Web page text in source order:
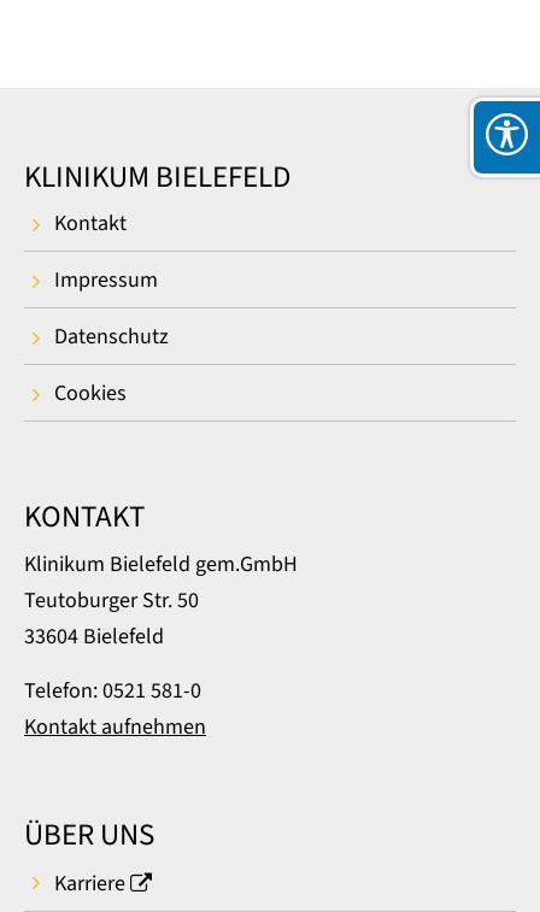
KLINIKUM BIELEFELD
Kontakt
Impressum
Datenschutz
Cookies
KONTAKT
Klinikum Bielefeld gem.GmbH
Teutoburger Str. 50
33604 Bielefeld
Telefon: 0521 581-0
Kontakt aufnehmen
ÜBER UNS
Karriere